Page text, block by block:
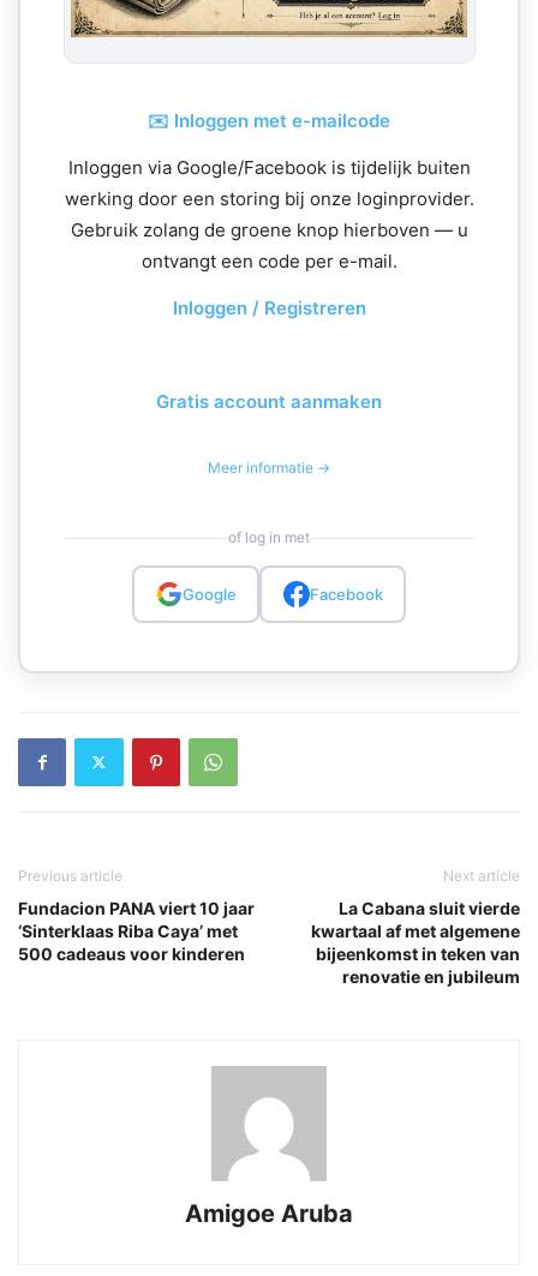
✉️ Inloggen met e-mailcode
Inloggen via Google/Facebook is tijdelijk buiten
werking door een storing bij onze loginprovider.
Gebruik zolang de groene knop hierboven — u
ontvangt een code per e-mail.
Inloggen / Registreren
Gratis account aanmaken
Meer informatie →
of log in met
Google Facebook
Previous article
Fundacion PANA viert 10 jaar
‘Sinterklaas Riba Caya’ met
500 cadeaus voor kinderen
Next article
La Cabana sluit vierde
kwartaal af met algemene
bijeenkomst in teken van
renovatie en jubileum
Amigoe Aruba